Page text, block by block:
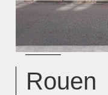
Rouen